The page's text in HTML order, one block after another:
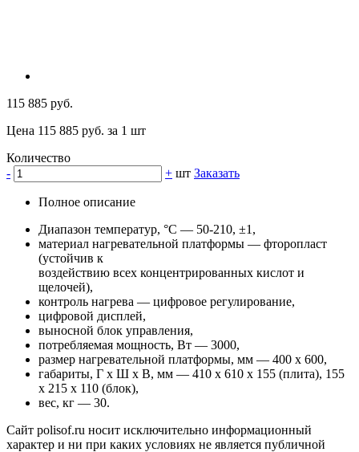
115 885 руб.
Цена 115 885 руб. за 1 шт
Количество
-
+ шт Заказать
Полное описание
Диапазон температур, °С — 50-210, ±1,
материал нагревательной платформы — фторопласт
(устойчив к
воздействию всех концентрированных кислот и
щелочей),
контроль нагрева — цифровое регулирование,
цифровой дисплей,
выносной блок управления,
потребляемая мощность, Вт — 3000,
размер нагревательной платформы, мм — 400 х 600,
габариты, Г х Ш х В, мм — 410 х 610 х 155 (плита), 155
х 215 х 110 (блок),
вес, кг — 30.
Сайт polisof.ru носит исключительно информационный
характер и ни при каких условиях не является публичной